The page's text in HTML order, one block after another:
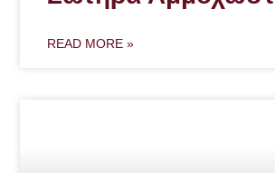
READ MORE »